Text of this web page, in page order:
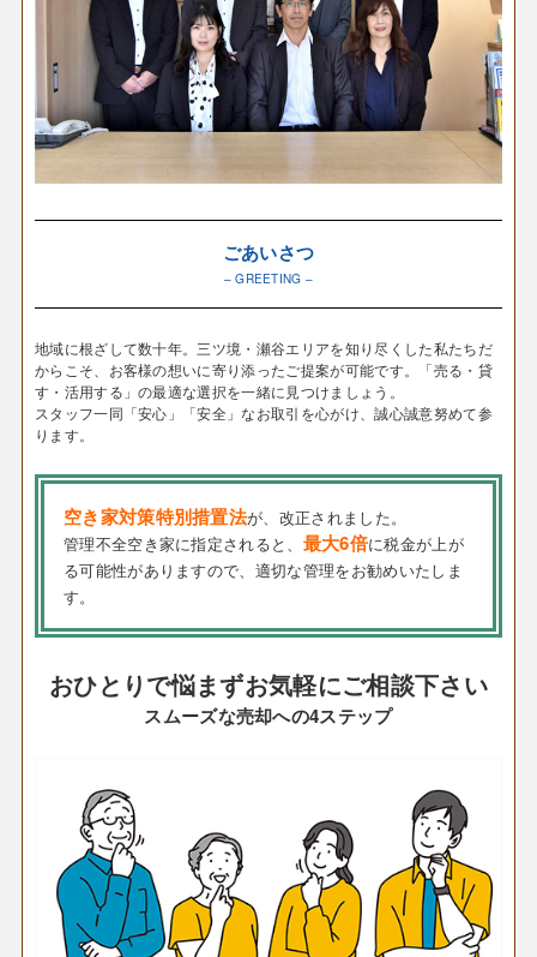
ごあいさつ
– GREETING –
地域に根ざして数十年。三ツ境・瀬谷エリアを知り尽くした私たちだ
からこそ、お客様の想いに寄り添ったご提案が可能です。「売る・貸
す・活用する」の最適な選択を一緒に見つけましょう。
スタッフ一同「安心」「安全」なお取引を心がけ、誠心誠意努めて参
ります。
空き家対策特別措置法が、改正されました。
管理不全空き家に指定されると、 最大6倍に税金が上が
る可能性がありますので、適切な管理をお勧めいたしま
す。
おひとりで悩まずお気軽にご相談下さい
スムーズな売却への4ステップ